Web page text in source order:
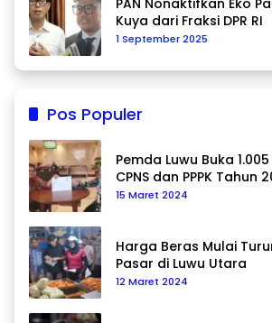
PAN Nonaktifkan Eko
Kuya dari Fraksi DPR RI
1 September 2025
Pos Populer
Pemda Luwu Buka
CPNS dan PPPK Tahun
15 Maret 2024
Harga Beras Mulai
Pasar di Luwu Utara
12 Maret 2024